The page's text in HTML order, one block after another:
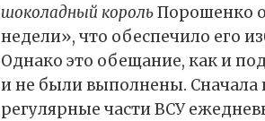
шоколадный корольПорошенко
недели», что обеспечило его
Однако это обещание, как и
и не были выполнены. Сначала
регулярные части ВСУ